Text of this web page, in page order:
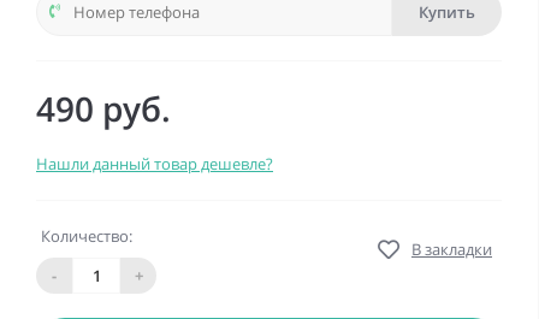
Купить
490 руб.
Нашли данный товар дешевле?
Количество:
-
+
В закладки